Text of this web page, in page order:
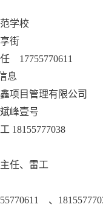
学校
街
17755770611
息
项目管理有限公司
峰壹号
18155777038
任、 雷工
、